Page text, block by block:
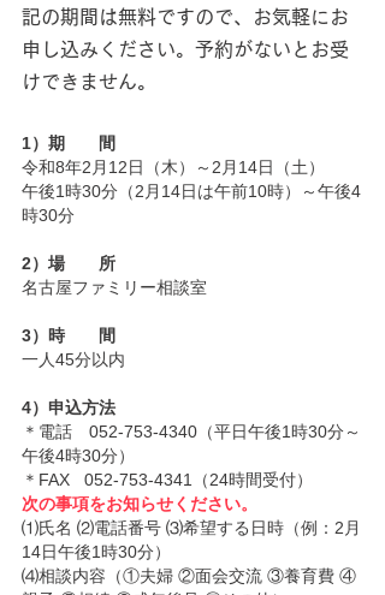
記の期間は無料ですので、お気軽にお
申し込みください。予約がないとお受
けできません。
1）期　　間
令和8年2月12日（木）～2月14日（土）
午後1時30分（2月14日は午前10時）～午後4
時30分
2）場　　所
名古屋ファミリー相談室
3）時　　間
一人45分以内
4）申込方法
＊電話　052-753-4340（平日午後1時30分～
午後4時30分）
＊FAX   052-753-4341（24時間受付）
次の事項をお知らせください。
⑴氏名 ⑵電話番号 ⑶希望する日時（例：2月
14日午後1時30分）
⑷相談内容（①夫婦 ②面会交流 ③養育費 ④